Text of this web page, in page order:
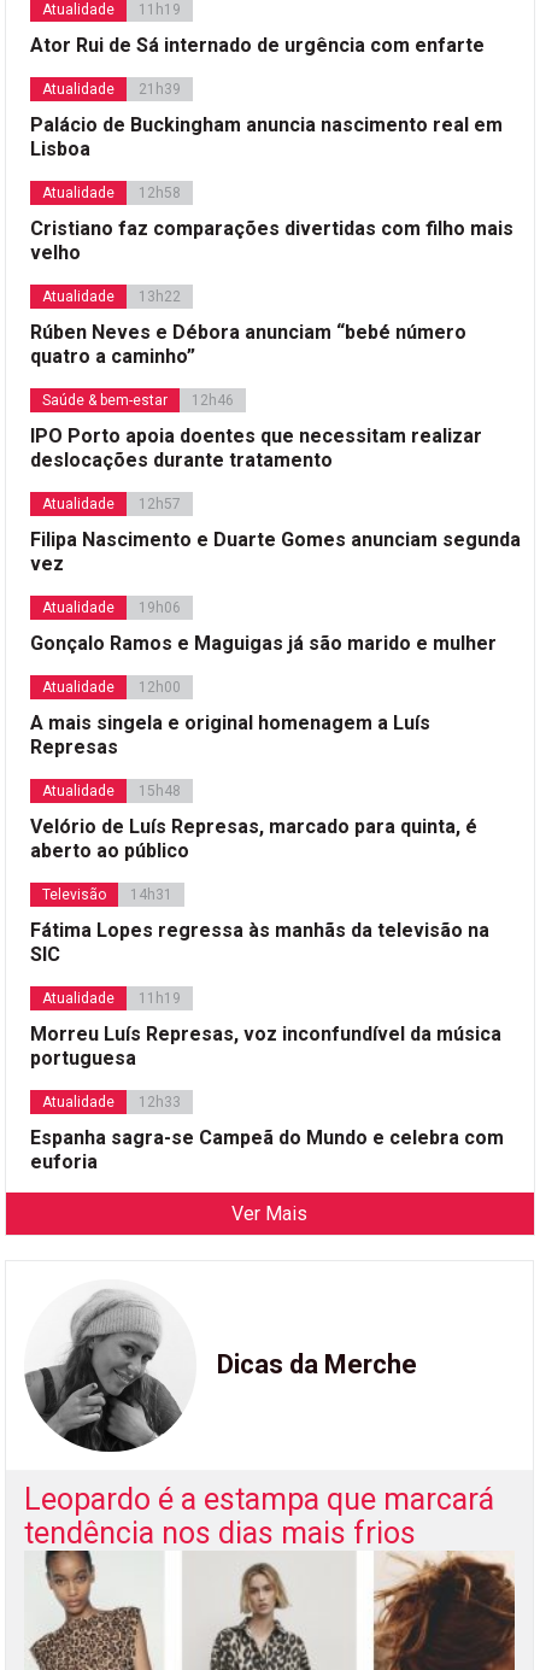
Atualidade 11h19
Ator Rui de Sá internado de urgência com enfarte
Atualidade 21h39
Palácio de Buckingham anuncia nascimento real em
Lisboa
Atualidade 12h58
Cristiano faz comparações divertidas com filho mais
velho
Atualidade 13h22
Rúben Neves e Débora anunciam “bebé número
quatro a caminho”
Saúde & bem-estar 12h46
IPO Porto apoia doentes que necessitam realizar
deslocações durante tratamento
Atualidade 12h57
Filipa Nascimento e Duarte Gomes anunciam segunda
vez
Atualidade 19h06
Gonçalo Ramos e Maguigas já são marido e mulher
Atualidade 12h00
A mais singela e original homenagem a Luís
Represas
Atualidade 15h48
Velório de Luís Represas, marcado para quinta, é
aberto ao público
Televisão 14h31
Fátima Lopes regressa às manhãs da televisão na
SIC
Atualidade 11h19
Morreu Luís Represas, voz inconfundível da música
portuguesa
Atualidade 12h33
Espanha sagra-se Campeã do Mundo e celebra com
euforia
Ver Mais
Dicas da Merche
Leopardo é a estampa que marcará
tendência nos dias mais frios